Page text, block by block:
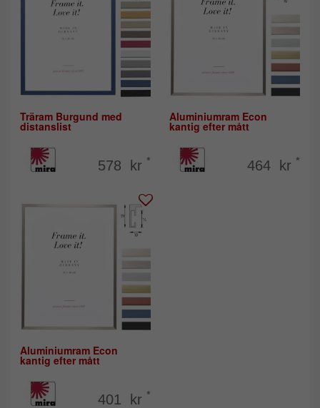
Träram Burgund med
distanslist
578 kr *
Aluminiumram Econ
kantig efter mått
464 kr *
Aluminiumram Econ
kantig efter mått
401 kr *